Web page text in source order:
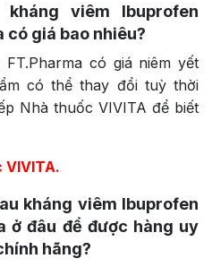
viêm Ibuprofen
giá bao nhiêu?
có giá niêm yết
có thể thay đổi tuỳ thời
Nhà thuốc VIVITA để biết
VIVITA.
kháng viêm Ibuprofen
ở đâu để được hàng uy
hãng?